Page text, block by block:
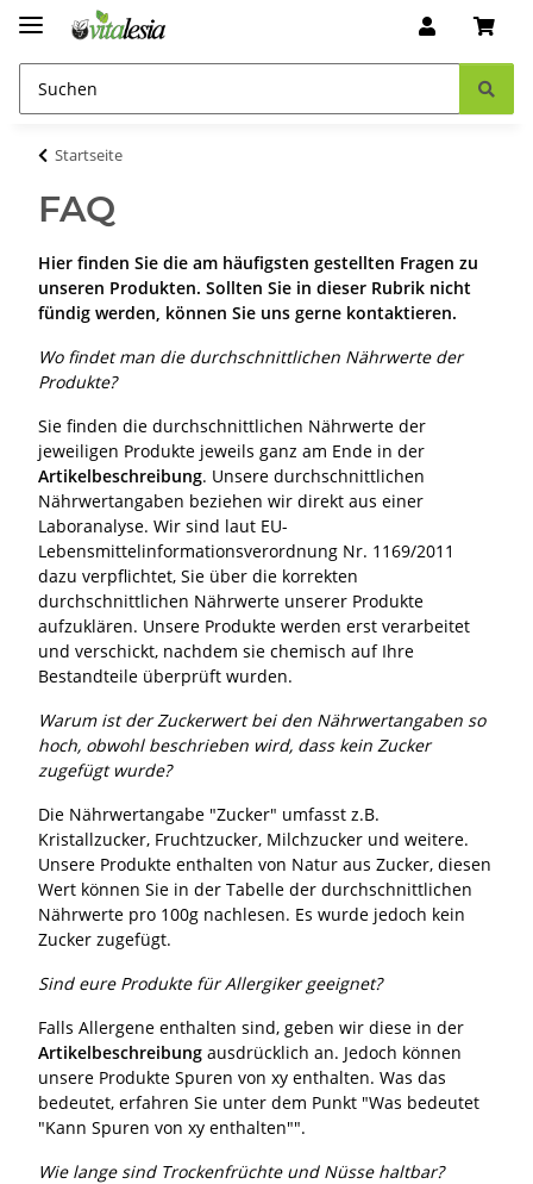
Startseite
FAQ
Hier finden Sie die am häufigsten gestellten Fragen zu
unseren Produkten. Sollten Sie in dieser Rubrik nicht
fündig werden, können Sie uns gerne kontaktieren.
Wo findet man die durchschnittlichen Nährwerte der
Produkte?
Sie finden die durchschnittlichen Nährwerte der
jeweiligen Produkte jeweils ganz am Ende in der
Artikelbeschreibung. Unsere durchschnittlichen
Nährwertangaben beziehen wir direkt aus einer
Laboranalyse. Wir sind laut EU-
Lebensmittelinformationsverordnung Nr. 1169/2011
dazu verpflichtet, Sie über die korrekten
durchschnittlichen Nährwerte unserer Produkte
aufzuklären. Unsere Produkte werden erst verarbeitet
und verschickt, nachdem sie chemisch auf Ihre
Bestandteile überprüft wurden.
Warum ist der Zuckerwert bei den Nährwertangaben so
hoch, obwohl beschrieben wird, dass kein Zucker
zugefügt wurde?
Die Nährwertangabe "Zucker" umfasst z.B.
Kristallzucker, Fruchtzucker, Milchzucker und weitere.
Unsere Produkte enthalten von Natur aus Zucker, diesen
Wert können Sie in der Tabelle der durchschnittlichen
Nährwerte pro 100g nachlesen. Es wurde jedoch kein
Zucker zugefügt.
Sind eure Produkte für Allergiker geeignet?
Falls Allergene enthalten sind, geben wir diese in der
Artikelbeschreibung ausdrücklich an. Jedoch können
unsere Produkte Spuren von xy enthalten. Was das
bedeutet, erfahren Sie unter dem Punkt "Was bedeutet
"Kann Spuren von xy enthalten"".
Wie lange sind Trockenfrüchte und Nüsse haltbar?